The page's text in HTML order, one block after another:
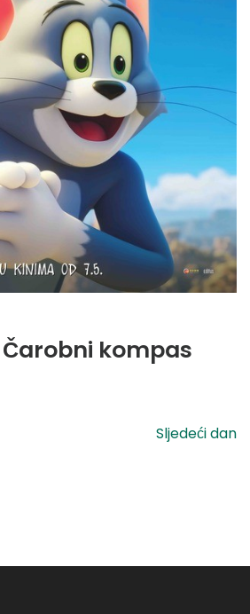
kompas
Sljedeći dan